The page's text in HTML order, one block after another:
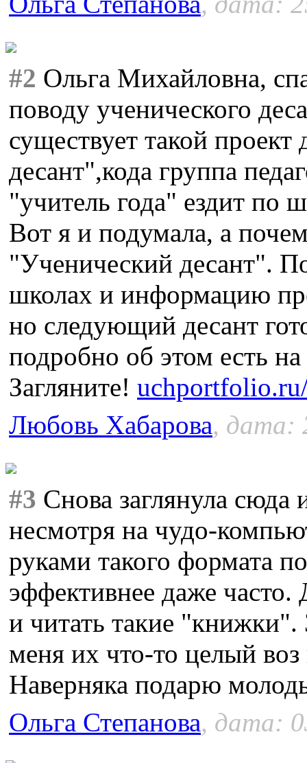
#2 Ольга Михайловна,
поводу ученического
существует такой проект
десант",кода группа
"учитель года" ездит по
Вот я и подумала, а
"Ученический десант".
школах и информацию
но следующий десант
подробно об этом есть
Загляните!
Любовь Хабарова, дата:
#3 Снова заглянула
несмотря на чудо-
руками такого формата
эффективнее даже часто.
и читать такие
меня их что-то целый
Наверняка подарю
Ольга Степанова, дата: